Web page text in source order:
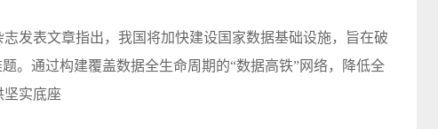
发表文章指出，我国将加快建设国家数据基础设施，旨在破
。通过构建覆盖数据全生命周期的“数据高铁”网络，降低全
坚实底座